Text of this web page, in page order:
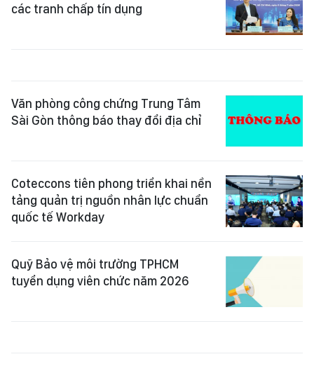
các tranh chấp tín dụng
Văn phòng công chứng Trung Tâm
Sài Gòn thông báo thay đổi địa chỉ
Coteccons tiên phong triển khai nền
tảng quản trị nguồn nhân lực chuẩn
quốc tế Workday
Quỹ Bảo vệ môi trường TPHCM
tuyển dụng viên chức năm 2026